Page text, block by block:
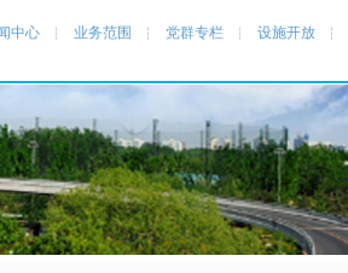
中心 业务范围 党群专栏 设施开放